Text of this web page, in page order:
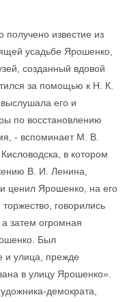
получено известие из
усадьбе Ярошенко,
созданный вдовой
за помощью к Н. К.
его и
по восстановлению
- вспоминает М. В.
в котором
В. И. Ленина,
ценил Ярошенко, на его
говорились
затем огромная
Был
и улица, прежде
в улицу Ярошенко».
демократа,